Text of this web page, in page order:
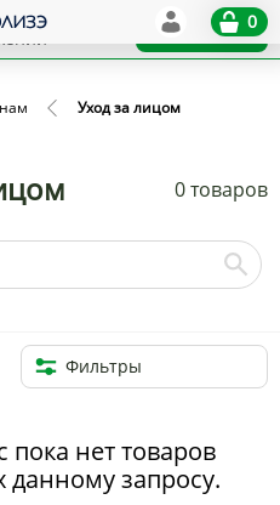
Установить
0
Уход за лицом
0 товаров
Фильтры
пока нет товаров
данному запросу.